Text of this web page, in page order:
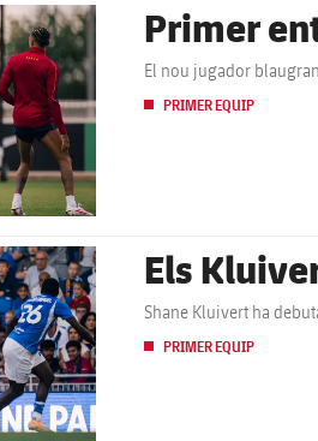
Primer
El nou jugador
PRIMER EQUIP
Els
Shane Kluivert ha
PRIMER EQUIP